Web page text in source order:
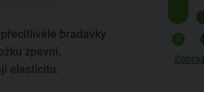
bradavky
zpevní,
elasticitu.